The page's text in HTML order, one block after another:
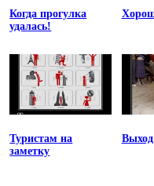
Когда прогулка
удалась!
Туристам на
заметку
Выход